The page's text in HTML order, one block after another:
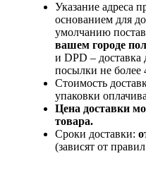
Указание адреса
основанием для
умолчанию
вашем городе
и DPD – доставка
посылки не более
Стоимость
упаковки
Цена доставки
товара.
Сроки доставки:
(зависят от